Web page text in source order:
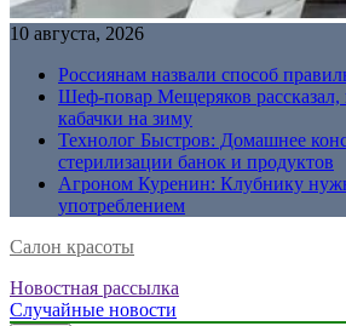
10 августа, 2026
Россиянам назвали способ
Шеф-повар Мещеряков рассказал,
кабачки на зиму
Технолог Быстров: Домашнее
стерилизации банок и продуктов
Агроном Куренин: Клубнику
употреблением
Салон красоты
Новостная рассылка
Случайные новости